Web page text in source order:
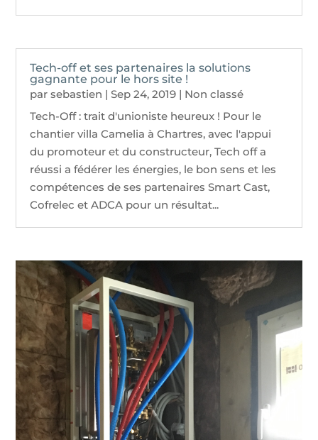
Tech-off et ses partenaires la solutions
gagnante pour le hors site !
parsebastien |Sep 24, 2019 | Non classé
Tech-Off : trait d'unioniste heureux ! Pour le
chantier villa Camelia à Chartres, avec l'appui
du promoteur et du constructeur, Tech off a
réussi a fédérer les énergies, le bon sens et les
compétences de ses partenaires Smart Cast,
Cofrelec et ADCA pour un résultat...